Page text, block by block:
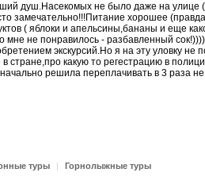
душ.Насекомых не было даже на улице
замечательно!!!Питание хорошее
( яблоки и апельсины,бананы и еще
не понравилось - разбавленный
экскурсий.Но я на эту уловку не
какую то регестрацию в
решила переплачивать в 3 раза
туры | Горнолыжные туры